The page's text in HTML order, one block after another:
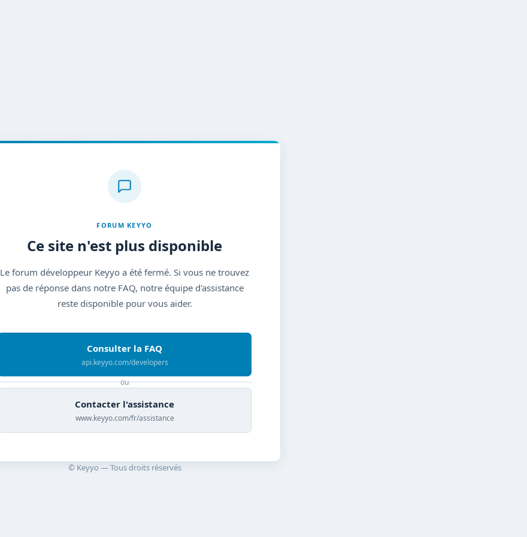
FORUM KEYYO
Ce site n'est plus disponible
Le forum développeur Keyyo a été fermé. Si vous ne trouvez
pas de réponse dans notre FAQ, notre équipe d'assistance
reste disponible pour vous aider.
Consulter la FAQ
api.keyyo.com/developers
ou
Contacter l'assistance
www.keyyo.com/fr/assistance
© Keyyo — Tous droits réservés